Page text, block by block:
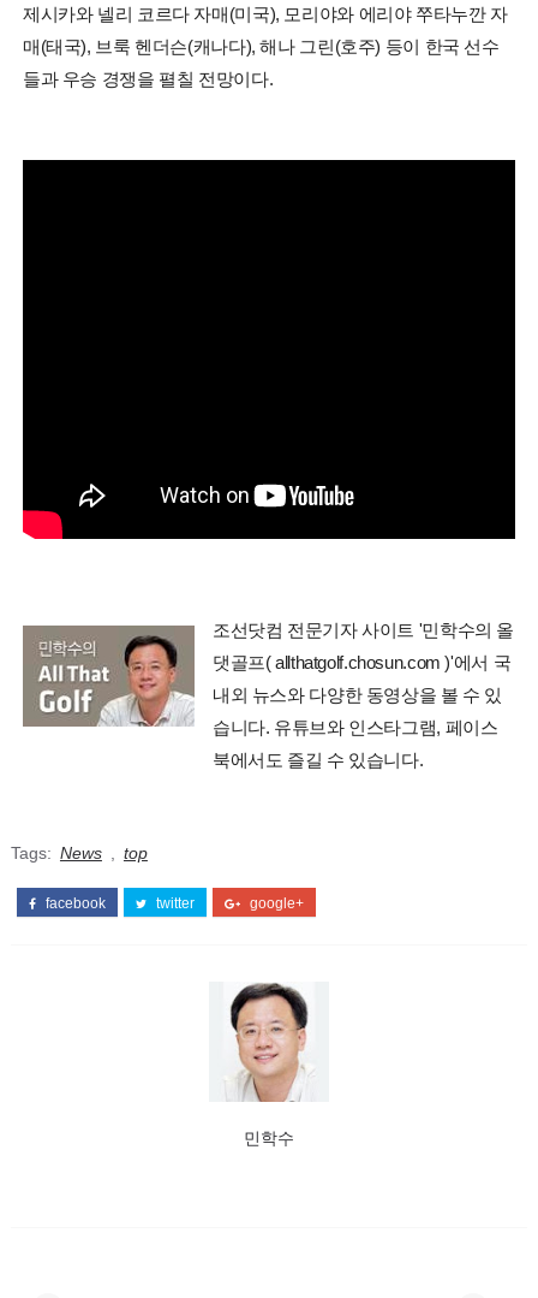
제시카와 넬리 코르다 자매(미국), 모리야와 에리야 쭈타누깐 자
매(태국), 브룩 헨더슨(캐나다), 해나 그린(호주) 등이 한국 선수
들과 우승 경쟁을 펼칠 전망이다.
조선닷컴 전문기자 사이트 '민학수의 올
댓골프( allthatgolf.chosun.com )'에서 국
내외 뉴스와 다양한 동영상을 볼 수 있
습니다. 유튜브와 인스타그램, 페이스
북에서도 즐길 수 있습니다.
Tags: News top
facebook twitter google+
민학수